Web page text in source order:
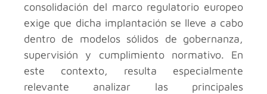
consolidación del marco regulatorio europeo
exige que dicha implantación se lleve a cabo
dentro de modelos sólidos de gobernanza,
supervisión y cumplimiento normativo. En
este contexto, resulta especialmente
relevante analizar las principales